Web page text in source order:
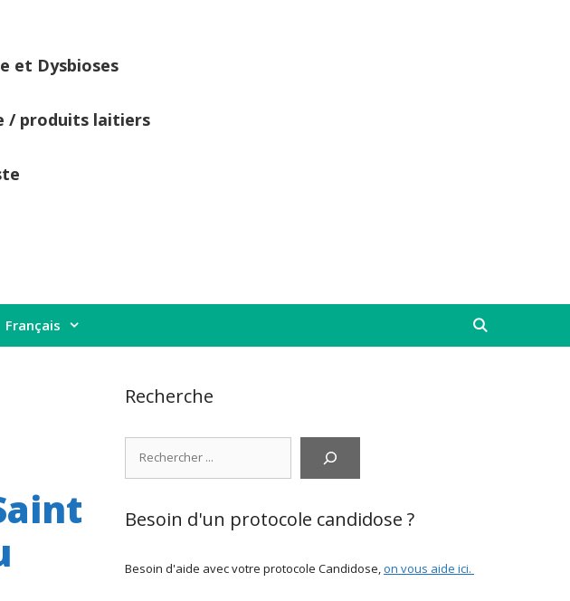
et Dysbioses
/ produits laitiers
Français
Recherche
Besoin d'un protocole candidose ?
Besoin d'aide avec votre protocole Candidose, on vous aide ici.